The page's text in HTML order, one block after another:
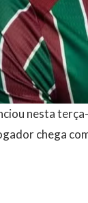
nesta
chega